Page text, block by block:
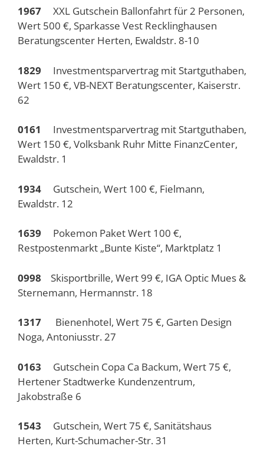
1967 XXL Gutschein Ballonfahrt für 2 Personen,
Wert 500 €, Sparkasse Vest Recklinghausen
Beratungscenter Herten, Ewaldstr. 8-10
1829 Investmentsparvertrag mit Startguthaben,
Wert 150 €, VB-NEXT Beratungscenter, Kaiserstr.
62
0161 Investmentsparvertrag mit Startguthaben,
Wert 150 €, Volksbank Ruhr Mitte FinanzCenter,
Ewaldstr. 1
1934 Gutschein, Wert 100 €, Fielmann,
Ewaldstr. 12
1639 Pokemon Paket Wert 100 €,
Restpostenmarkt „Bunte Kiste“, Marktplatz 1
0998 Skisportbrille, Wert 99 €, IGA Optic Mues &
Sternemann, Hermannstr. 18
1317
Bienenhotel, Wert 75 €, Garten Design
Noga, Antoniusstr. 27
0163 Gutschein Copa Ca Backum, Wert 75 €,
Hertener Stadtwerke Kundenzentrum,
Jakobstraße 6
1543 Gutschein, Wert 75 €, Sanitätshaus
Herten, Kurt-Schumacher-Str. 31